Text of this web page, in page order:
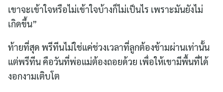
เขาจะเข้าใจหรือไม่เข้าใจบ้างก็ไม่เป็นไร เพราะมันยังไม่
เกิดขึ้น”
ท้ายที่สุด พรีทีนไม่ใช่แค่ช่วงเวลาที่ลูกต้องข้ามผ่านเท่านั้น
แต่พรีทีน คือวันที่พ่อแม่ต้องถอยด้วย เพื่อให้เขามีพื้นที่ได้
งอกงามเติบโต